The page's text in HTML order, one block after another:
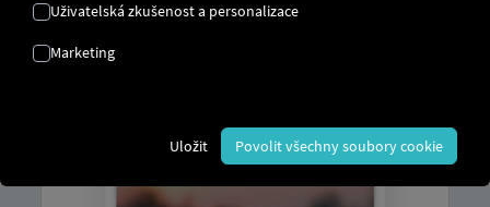
TachoManagement-Service
odTachografservice A/S
Uživatelská zkušenost a personalizace
Marketing
Uložit Povolit všechny soubory cookie